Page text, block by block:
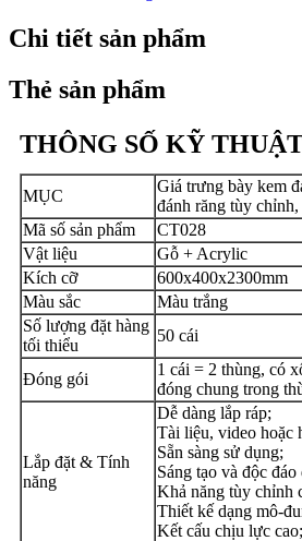
Chi tiết sản phẩm
Thẻ sản phẩm
THÔNG SỐ KỸ
MỤC
Giá trưng bày kem
đánh răng tùy
Mã số sản phẩm
CT028
Vật liệu
Gỗ + Acrylic
Kích cỡ
600x400x2300mm
Màu sắc
Màu trắng
Số lượng đặt hàng
tối thiểu
50 cái
Đóng gói
1 cái = 2 thùng, có
đóng chung trong
Lắp đặt & Tính
năng
Dễ dàng lắp ráp;
Tài liệu, video hoặc
Sẵn sàng sử dụng;
Sáng tạo và độc đáo
Khả năng tùy chỉnh
Thiết kế dạng mô-
Kết cấu chịu lực cao;